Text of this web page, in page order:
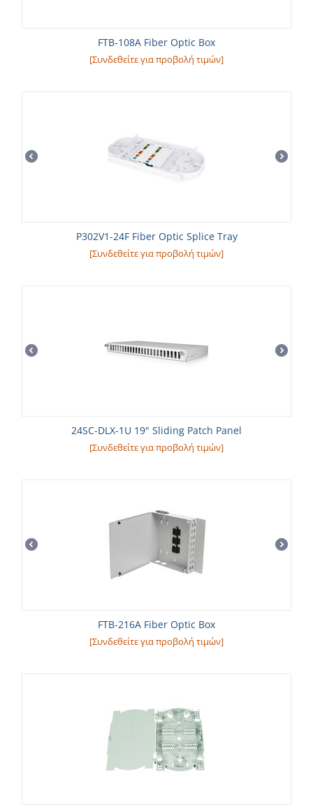
FTB-108A Fiber Optic Box
[Συνδεθείτε για προβολή τιμών]
P302V1-24F Fiber Optic Splice Tray
[Συνδεθείτε για προβολή τιμών]
24SC-DLX-1U 19" Sliding Patch Panel
[Συνδεθείτε για προβολή τιμών]
FTB-216A Fiber Optic Box
[Συνδεθείτε για προβολή τιμών]